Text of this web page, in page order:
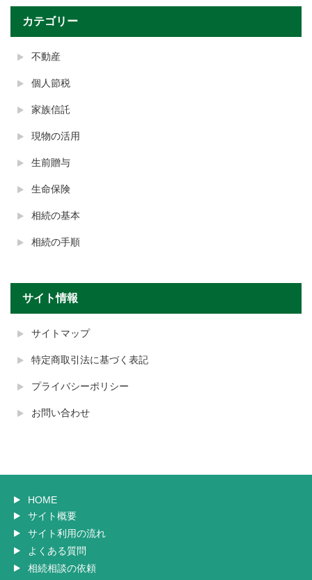
カテゴリー
不動産
個人節税
家族信託
現物の活用
生前贈与
生命保険
相続の基本
相続の手順
サイト情報
サイトマップ
特定商取引法に基づく表記
プライバシーポリシー
お問い合わせ
HOME
サイト概要
サイト利用の流れ
よくある質問
相続相談の依頼